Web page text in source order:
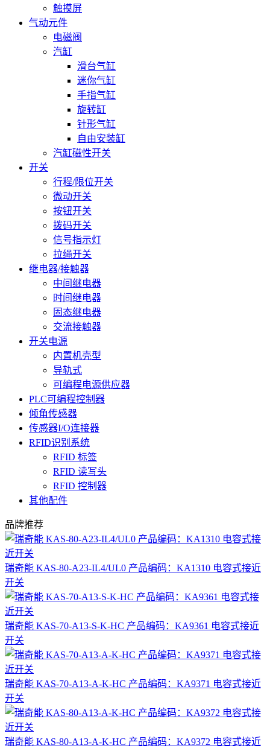
触摸屏
气动元件
电磁阀
汽缸
滑台气缸
迷你气缸
手指气缸
旋转缸
针形气缸
自由安装缸
汽缸磁性开关
开关
行程/限位开关
微动开关
按钮开关
拨码开关
信号指示灯
拉绳开关
继电器/接触器
中间继电器
时间继电器
固态继电器
交流接触器
开关电源
内置机壳型
导轨式
可编程电源供应器
PLC可编程控制器
倾角传感器
传感器I/O连接器
RFID识别系统
RFID 标签
RFID 读写头
RFID 控制器
其他配件
品牌推荐
瑞奇能 KAS-80-A23-IL4/UL0 产品编码：KA1310 电容式接近
开关
瑞奇能 KAS-70-A13-S-K-HC 产品编码：KA9361 电容式接近
开关
瑞奇能 KAS-70-A13-A-K-HC 产品编码：KA9371 电容式接近
开关
瑞奇能 KAS-80-A13-A-K-HC 产品编码：KA9372 电容式接近